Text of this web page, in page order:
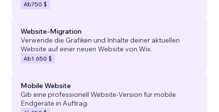
Ab750 $
Website-Migration
Verwende die Grafiken und Inhalte deiner aktuellen
Website auf einer neuen Website von Wix.
Ab1.650 $
Mobile Website
Gib eine professionell Website-Version für mobile
Endgeräte in Auftrag.